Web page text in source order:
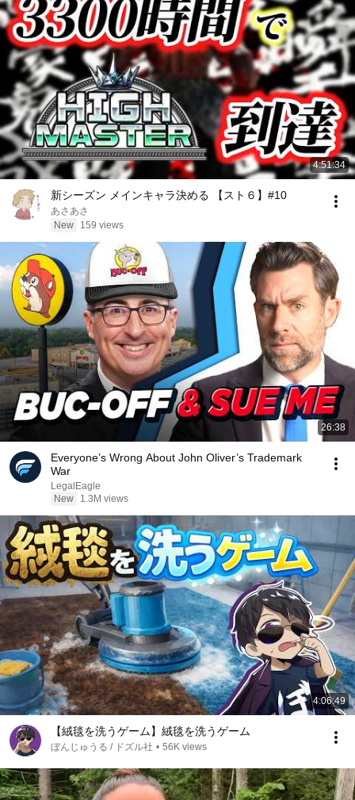
4:51:34
新シーズン メインキャラ決める 【スト６】#10
あさあさ
New
159 views
26:38
Everyone’s Wrong About John Oliver’s Trademark
War
LegalEagle
New
1.3M views
4:06:49
【絨毯を洗うゲーム】絨毯を洗うゲーム
ぼんじゅうる / ドズル社 • 56K views